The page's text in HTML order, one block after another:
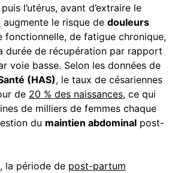
l’utérus, avant d’extraire le
augmente le risque de douleurs
fonctionnelle, de fatigue chronique,
durée de récupération par rapport
voie basse. Selon les données de
(HAS), le taux de césariennes
de 20 % des naissances, ce qui
de milliers de femmes chaque
du maintien abdominal post-
la période de post-partum